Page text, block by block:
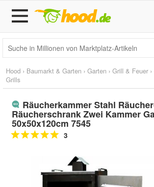
Hood › Baumarkt & Garten › Garten › Grill & Feuer ›
Grills
Räucherkammer Stahl
Räucherschrank Zwei Kammer
50x50x120cm 7545
3